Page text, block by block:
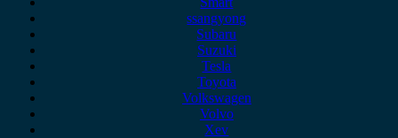
ssangyong
Subaru
Suzuki
Tesla
Toyota
Volkswagen
Volvo
Xev